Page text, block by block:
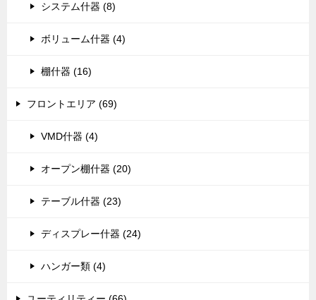
システム什器 (8)
ボリューム什器 (4)
棚什器 (16)
フロントエリア (69)
VMD什器 (4)
オープン棚什器 (20)
テーブル什器 (23)
ディスプレー什器 (24)
ハンガー類 (4)